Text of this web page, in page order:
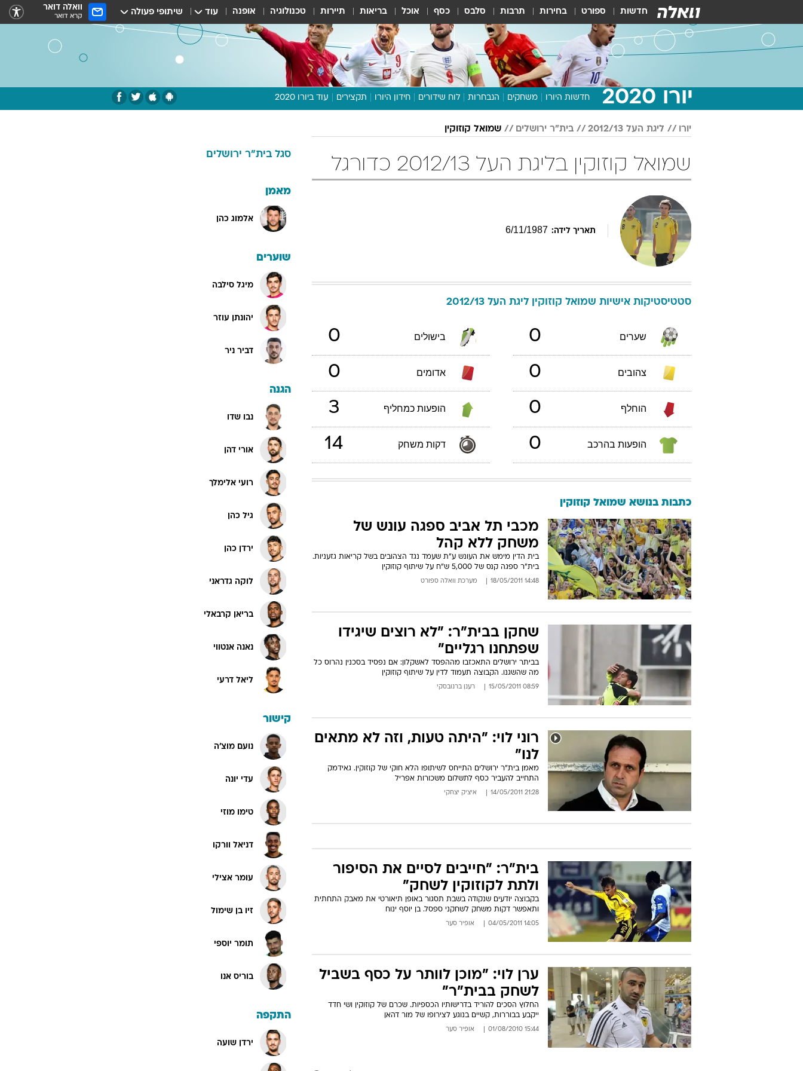
חדשות ספורט בחירות תרבות סלבס כסף אוכל בריאות תיירות טכנולוגיה אופנה עוד שיתופי פעולה וואלה דואר
קרא דואר
יורו 2020 חדשות היורו משחקים הנבחרות לוח שידורים חידון היורו תקצירים עוד ביורו 2020
תכנית היורו
דעות ופרשנויות
יורו ליגת העל 2012/13 בית"ר ירושלים שמואל קוזוקין
שמואל קוזוקין בליגת העל 2012/13 כדורגל
תאריך לידה: 6/11/1987
סטטיסטיקות אישיות שמואל קוזוקין ליגת העל 2012/13
שערים 0 בישולים 0
צהובים 0 אדומים 0
הוחלף 0 הופעות כמחליף 3
הופעות בהרכב 0 דקות משחק 14
כתבות בנושא שמואל קוזוקין
מכבי תל אביב ספגה עונש של
משחק ללא קהל
בית הדין מימש את העונש ע"ת שעמד נגד הצהובים בשל קריאות גזעניות.
בית"ר ספגה קנס של 5,000 ש"ח על שיתוף קוזוקין
14:48 18/05/2011 מערכת וואלה ספורט
שחקן בבית"ר: "לא רוצים שיגידו
שפתחנו רגליים"
בביתר ירושלים התאכזבו מההפסד לאשקלון: אם נפסיד בסכנין נהרוס כל
מה שהשגנו. הקבוצה תעמוד לדין על שיתוף קוזוקין
08:59 15/05/2011 רענן ברנובסקי
רוני לוי: "היתה טעות, וזה לא מתאים
לנו"
מאמן בית"ר ירושלים התייחס לשיתופו הלא חוקי של קוזוקין. גאידמק
התחייב להעביר כסף לתשלום משכורות אפריל
21:28 14/05/2011 איציק יצחקי
בית"ר: "חייבים לסיים את הסיפור
ולתת לקוזוקין לשחק"
בקבוצה יודעים שנקודה בשבת תסגור באופן תיאורטי את מאבק התחתית
ותאפשר דקות משחק לשחקני ספסל. בן יוסף ינוח
14:05 04/05/2011 אופיר סער
ערן לוי: "מוכן לוותר על כסף בשביל
לשחק בבית"ר"
החלוץ הסכים להוריד בדרישותיו הכספיות. שכרם של קוזוקין ושי חדד
ייקבע בבוררות, קשיים בנוגע לצירופו של מור דהאן
15:44 01/08/2010 אופיר סער
סגל בית"ר ירושלים
מאמן
אלמוג כהן
שוערים
מיגל סילבה
יהונתן עוזר
דביר ניר
הגנה
נבו שדו
אורי דהן
רועי אלימלך
גיל כהן
ירדן כהן
לוקה גדראני
בריאן קרבאלי
נאנה אנטווי
ליאל דרעי
קישור
נועם מוצ'ה
עדי יונה
טימו מוזי
דניאל וורקו
עומר אצילי
זיו בן שימול
תומר יוספי
בוריס אנו
התקפה
ירדן שועה